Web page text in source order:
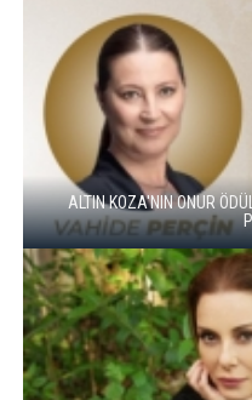
ALTIN KOZA'NIN ONUR